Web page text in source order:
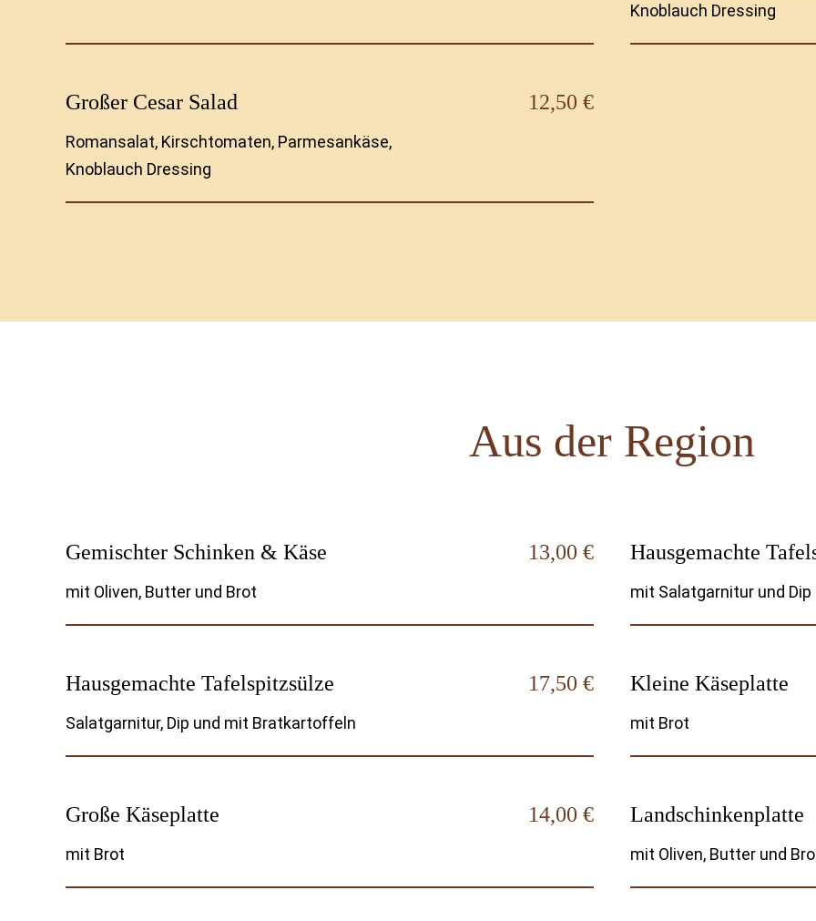
Knoblauch Dressing
Großer Cesar Salad
Romansalat, Kirschtomaten, Parmesankäse,
Knoblauch Dressing
12,50 €
Aus der Region
Gemischter Schinken & Käse
mit Oliven, Butter und Brot
13,00 € Hausgemachte
mit Salatgarnitur und Dip
Hausgemachte Tafelspitzsülze
Salatgarnitur, Dip und mit Bratkartoffeln
17,50 € Kleine Käseplatte
mit Brot
Große Käseplatte
mit Brot
14,00 € Landschinkenplatte
mit Oliven, Butter und